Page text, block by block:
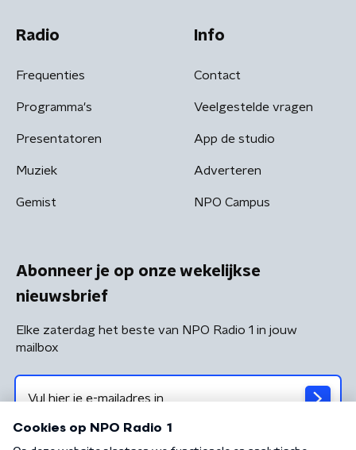
Radio
Frequenties
Programma's
Presentatoren
Muziek
Gemist
Info
Contact
Veelgestelde vragen
App de studio
Adverteren
NPO Campus
Abonneer je op onze wekelijkse
nieuwsbrief
Elke zaterdag het beste van NPO Radio 1 in jouw
mailbox